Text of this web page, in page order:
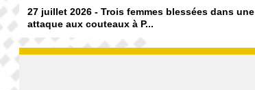
27 juillet 2026 - Trois femmes blessées dans une
attaque aux couteaux à P...